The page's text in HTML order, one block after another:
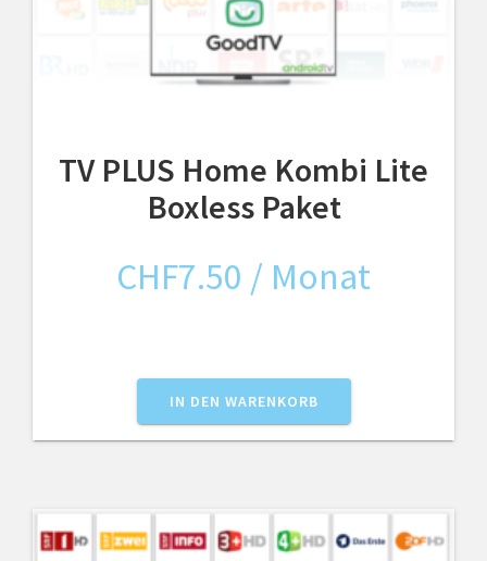
TV PLUS Home Kombi Lite
Boxless Paket
CHF7.50 / Monat
IN DEN WARENKORB